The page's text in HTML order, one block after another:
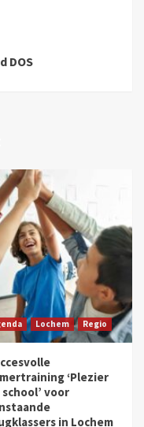
DOS
Lochem Regio
‘Plezier
school’ voor
in Lochem